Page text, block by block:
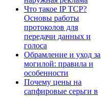
Что такое IP TCP?
Основы работы
протоколов для
передачи данных и
голоса
Обрамление и уход за
могилой: правила и
особенности
Почему цены на
сапфировые серьги в